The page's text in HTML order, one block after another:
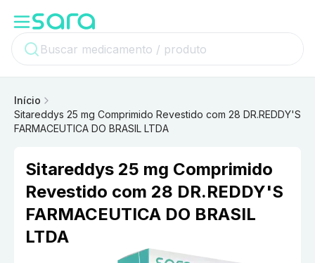
Início
Sitareddys 25 mg Comprimido Revestido com 28 DR.REDDY'S
FARMACEUTICA DO BRASIL LTDA
Sitareddys 25 mg Comprimido
Revestido com 28 DR.REDDY'S
FARMACEUTICA DO BRASIL
LTDA